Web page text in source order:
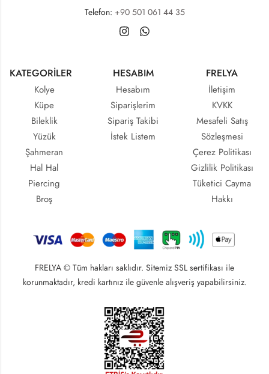
Telefon: +90 501 061 44 35
KATEGORİLER
Kolye
Küpe
Bileklik
Yüzük
Şahmeran
Hal Hal
Piercing
Broş
HESABIM
Hesabım
Siparişlerim
Sipariş Takibi
İstek Listem
FRELYA
İletişim
KVKK
Mesafeli Satış
Sözleşmesi
Çerez Politikası
Gizlilik Politikası
Tüketici Cayma
Hakkı
FRELYA © Tüm hakları saklıdır. Sitemiz SSL sertifikası ile
korunmaktadır, kredi kartınız ile güvenle alışveriş yapabilirsiniz.